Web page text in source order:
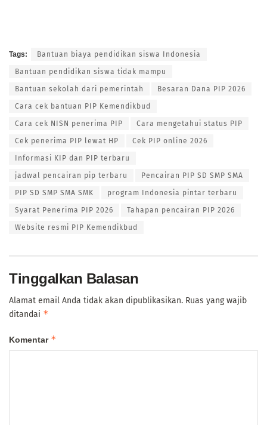
Tags: Bantuan biaya pendidikan siswa Indonesia
Bantuan pendidikan siswa tidak mampu
Bantuan sekolah dari pemerintah Besaran Dana PIP 2026
Cara cek bantuan PIP Kemendikbud
Cara cek NISN penerima PIP Cara mengetahui status PIP
Cek penerima PIP lewat HP Cek PIP online 2026
Informasi KIP dan PIP terbaru
jadwal pencairan pip terbaru Pencairan PIP SD SMP SMA
PIP SD SMP SMA SMK program Indonesia pintar terbaru
Syarat Penerima PIP 2026 Tahapan pencairan PIP 2026
Website resmi PIP Kemendikbud
Tinggalkan Balasan
Alamat email Anda tidak akan dipublikasikan. Ruas yang wajib
ditandai *
Komentar *